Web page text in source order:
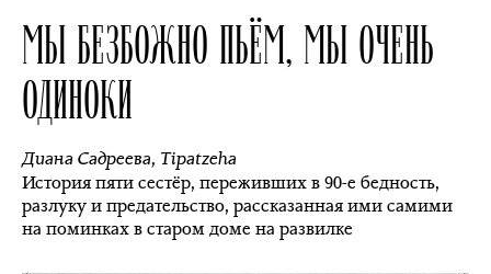
МЫ БЕЗБОЖНО ПЬЁМ, МЫ ОЧЕНЬ
ОДИНОКИ
Диана Садреева, Tipatzeha
История пяти сестёр, переживших в 90-е бедность,
разлуку и предательство, рассказанная ими самими
на поминках в старом доме на развилке